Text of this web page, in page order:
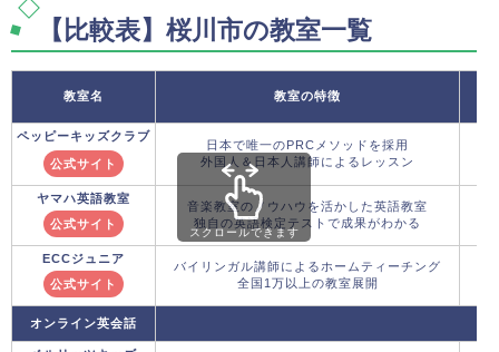
【比較表】桜川市の教室一覧
教室名 教室の特徴
ペッピーキッズクラブ
公式サイト
日本で唯一のPRCメソッドを採用
外国人＆日本人講師によるレッスン
ヤマハ英語教室
公式サイト
音楽教室のノウハウを活かした英語教室
独自の英語検定テストで成果がわかる
ECCジュニア
公式サイト
バイリンガル講師によるホームティーチング
全国1万以上の教室展開
オンライン英会話
スクロールできます